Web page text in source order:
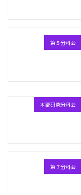
第５分科会
本部研究分科会
第７分科会